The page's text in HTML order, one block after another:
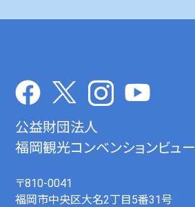
公益財団法人
福岡観光コンベンションビュ
〒810-0041
福岡市中央区大名2丁目5番31号